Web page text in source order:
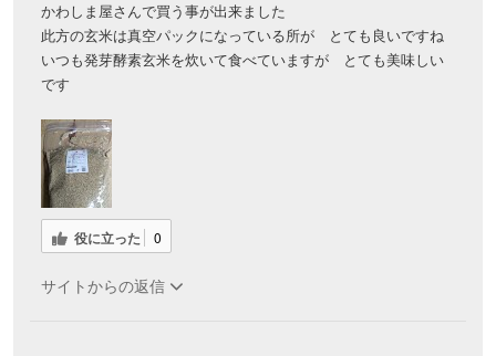
かわしま屋さんで買う事が出来ました
此方の玄米は真空パックになっている所が とても良いですね
いつも発芽酵素玄米を炊いて食べていますが とても美味しい
です
役に立った 0
サイトからの返信